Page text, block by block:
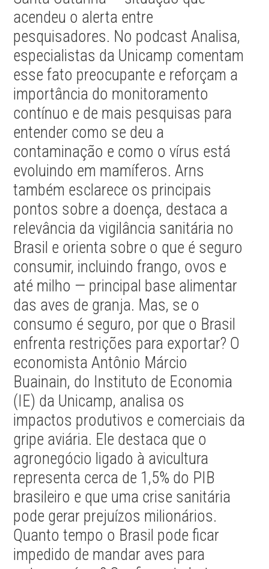
acendeu o alerta entre
pesquisadores. No podcast Analisa,
especialistas da Unicamp comentam
esse fato preocupante e reforçam a
importância do monitoramento
contínuo e de mais pesquisas para
entender como se deu a
contaminação e como o vírus está
evoluindo em mamíferos. Arns
também esclarece os principais
pontos sobre a doença, destaca a
relevância da vigilância sanitária no
Brasil e orienta sobre o que é seguro
consumir, incluindo frango, ovos e
até milho — principal base alimentar
das aves de granja. Mas, se o
consumo é seguro, por que o Brasil
enfrenta restrições para exportar? O
economista Antônio Márcio
Buainain, do Instituto de Economia
(IE) da Unicamp, analisa os
impactos produtivos e comerciais da
gripe aviária. Ele destaca que o
agronegócio ligado à avicultura
representa cerca de 1,5% do PIB
brasileiro e que uma crise sanitária
pode gerar prejuízos milionários.
Quanto tempo o Brasil pode ficar
impedido de mandar aves para